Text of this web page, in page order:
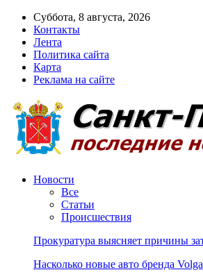
Суббота, 8 августа, 2026
Контакты
Лента
Политика сайта
Карта
Реклама на сайте
Новости
Все
Статьи
Происшествия
Прокуратура выясняет причины
Насколько новые авто бренда